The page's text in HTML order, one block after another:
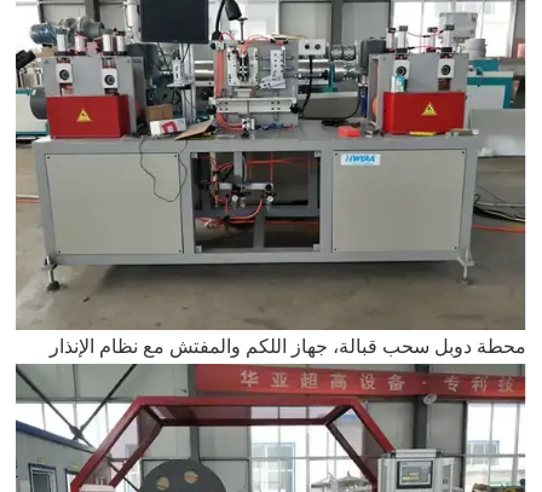
محطة دوبل سحب قبالة، جهاز اللكم والمفتش مع نظام الإنذار